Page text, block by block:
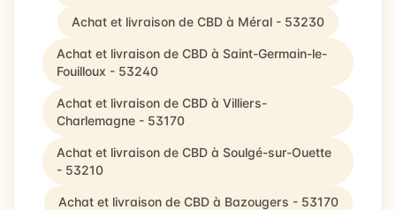
Achat et livraison de CBD à Méral - 53230
Achat et livraison de CBD à Saint-Germain-le-
Fouilloux - 53240
Achat et livraison de CBD à Villiers-
Charlemagne - 53170
Achat et livraison de CBD à Soulgé-sur-Ouette
- 53210
Achat et livraison de CBD à Bazougers - 53170